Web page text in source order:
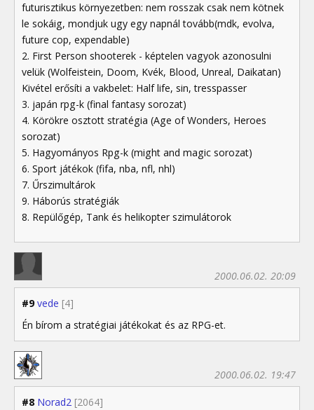
futurisztikus környezetben: nem rosszak csak nem kötnek
le sokáig, mondjuk ugy egy napnál tovább(mdk, evolva,
future cop, expendable)
2. First Person shooterek - képtelen vagyok azonosulni
velük (Wolfeistein, Doom, Kvék, Blood, Unreal, Daikatan)
Kivétel erősíti a vakbelet: Half life, sin, tresspasser
3. japán rpg-k (final fantasy sorozat)
4. Körökre osztott stratégia (Age of Wonders, Heroes
sorozat)
5. Hagyományos Rpg-k (might and magic sorozat)
6. Sport játékok (fifa, nba, nfl, nhl)
7. Űrszimultárok
9. Háborús stratégiák
8. Repülőgép, Tank és helikopter szimulátorok
#9 vede [4]
2000.06.02. 20:09
Én bírom a stratégiai játékokat és az RPG-et.
#8 Norad2 [2064]
2000.06.02. 19:47